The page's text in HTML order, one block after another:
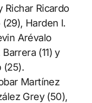
Richar Ricardo
Harden I.
Arévalo
(11) y
(25).
Martínez
Grey (50),